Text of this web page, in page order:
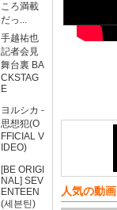
ころ満載
だっ...
手越祐也
記者会見
舞台裏 BA
CKSTAG
E
ヨルシカ -
思想犯(O
FFICIAL V
IDEO)
[BE ORIGI
NAL] SEV
ENTEEN
(세븐틴)
人気の動画